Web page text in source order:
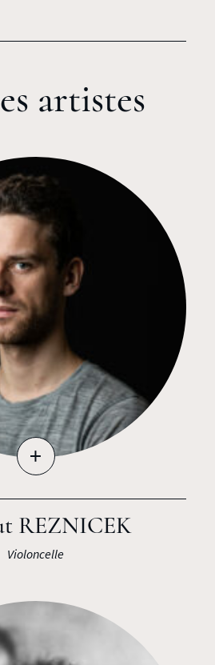
artistes
+
REZNICEK
Violoncelle